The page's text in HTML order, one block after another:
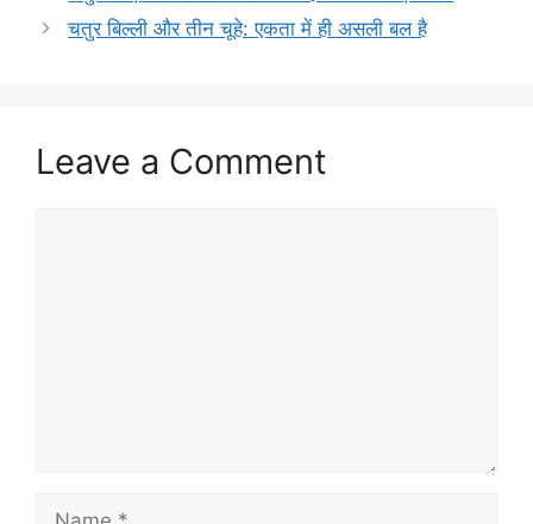
चतुर बिल्ली और तीन चूहे: एकता में ही असली बल है
Leave a Comment